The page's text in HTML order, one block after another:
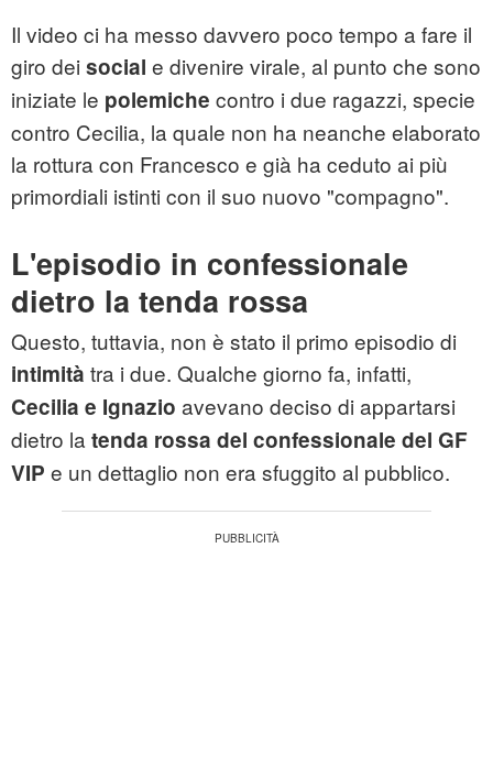
Il video ci ha messo davvero poco tempo a fare il
giro dei social e divenire virale, al punto che sono
iniziate le polemiche contro i due ragazzi, specie
contro Cecilia, la quale non ha neanche elaborato
la rottura con Francesco e già ha ceduto ai più
primordiali istinti con il suo nuovo "compagno".
L'episodio in confessionale
dietro la tenda rossa
Questo, tuttavia, non è stato il primo episodio di
intimità tra i due. Qualche giorno fa, infatti,
Cecilia e Ignazio avevano deciso di appartarsi
dietro la tenda rossa del confessionale del GF
VIP e un dettaglio non era sfuggito al pubblico.